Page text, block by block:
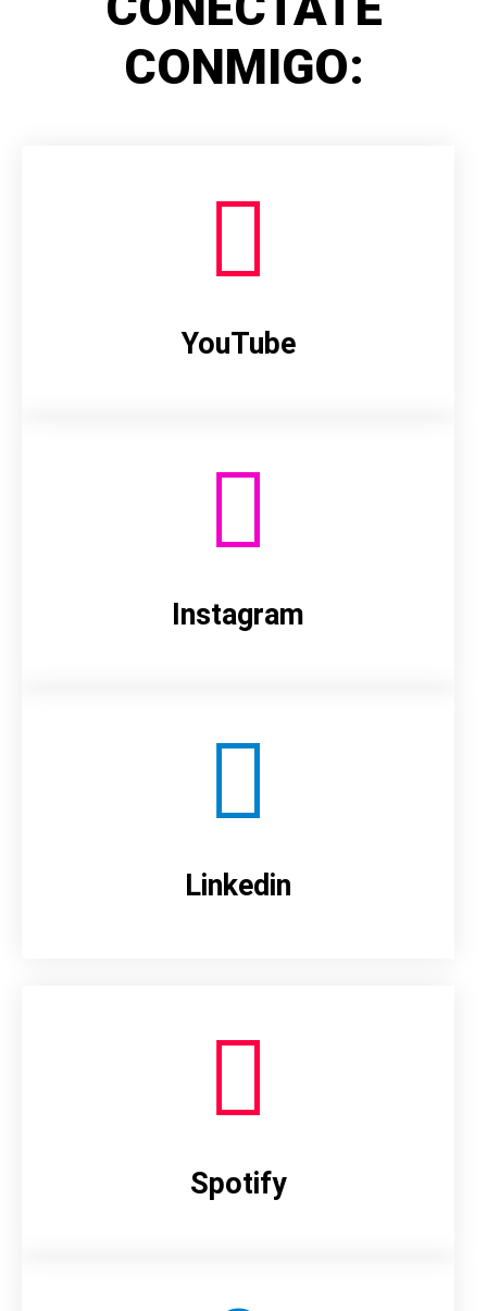
CONMIGO:
YouTube
Instagram
Linkedin
Spotify